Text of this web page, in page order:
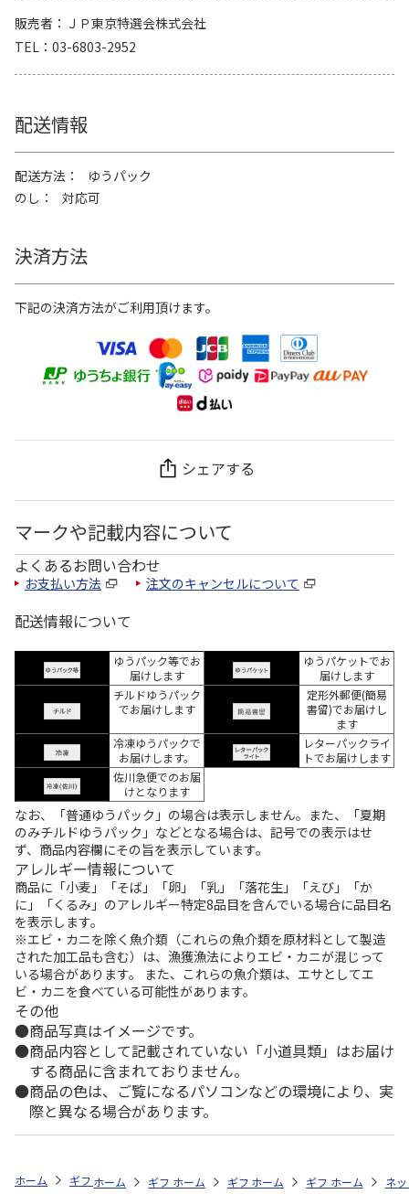
販売者
ＪＰ東京特選会株式会社
TEL
03-6803-2952
配送情報
配送方法
ゆうパック
のし
対応可
決済方法
下記の決済方法がご利用頂けます。
シェアする
マークや記載内容について
よくあるお問い合わせ
お支払い方法 注文のキャンセルについて
配送情報について
ゆうパック等でお
届けします
ゆうパケットでお
届けします
チルドゆうパック
でお届けします
定形外郵便(簡易
書留)でお届けし
ます
冷凍ゆうパックで
お届けします。
レターパックライ
トでお届けします
佐川急便でのお届
けとなります
なお、「普通ゆうパック」の場合は表示しません。また、「夏期
のみチルドゆうパック」などとなる場合は、記号での表示はせ
ず、商品内容欄にその旨を表示しています。
アレルギー情報について
商品に「小麦」「そば」「卵」「乳」「落花生」「えび」「か
に」「くるみ」のアレルギー特定8品目を含んでいる場合に品目名
を表示します。
※エビ・カニを除く魚介類（これらの魚介類を原材料として製造
された加工品も含む）は、漁獲漁法によりエビ・カニが混じって
いる場合があります。 また、これらの魚介類は、エサとしてエ
ビ・カニを食べている可能性があります。
その他
商品写真はイメージです。
商品内容として記載されていない「小道具類」はお届け
する商品に含まれておりません。
商品の色は、ご覧になるパソコンなどの環境により、実
際と異なる場合があります。
ホーム ギフトストア お中元・夏ギフト特集 2026 おつまみ・お惣菜
ホーム ギフトストア お中元・夏ギフト特集 2026
ホーム ギフトストア お中元・夏ギフト
ホーム ギフトストア お
ホーム ネ